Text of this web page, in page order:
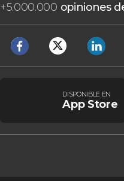
+5.000.000 opiniones
DISPONIBLE EN
App Store